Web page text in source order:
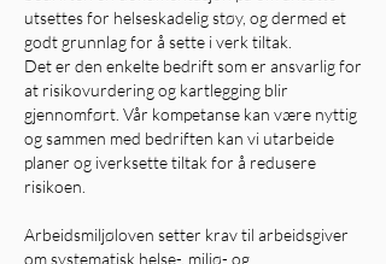
utsettes for helseskadelig støy, og dermed et
godt grunnlag for å sette i verk tiltak.
Det er den enkelte bedrift som er ansvarlig for
at risikovurdering og kartlegging blir
gjennomført. Vår kompetanse kan være nyttig
og sammen med bedriften kan vi utarbeide
planer og iverksette tiltak for å redusere
risikoen.
Arbeidsmiljøloven setter krav til arbeidsgiver
om systematisk helse-, miljø- og